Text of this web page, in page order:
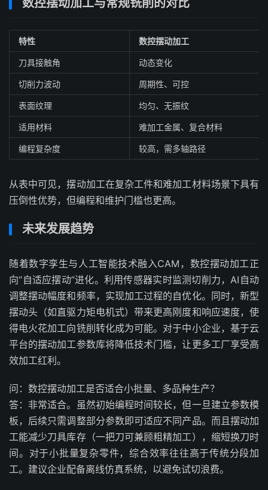
数控摆动加工与常规铣削的对比
特性 数控摆动加工
刀具接触角 动态变化
切削力波动 周期性、可控
表面纹理 均匀、无振纹
适用材料 难加工金属、复合材料
编程复杂度 较高，需多轴路径
从表中可见，摆动加工在复杂工件和难加工材料场景下具有
压倒性优势，但编程和维护门槛也更高。
未来发展趋势
随着数字孪生与人工智能技术融入CAM，数控摆动加工正
向“自适应摆动”进化。利用传感器实时监测切削力，AI自动
调整摆动幅度和频率，实现加工过程的自优化。同时，新型
摆动头（如直驱力矩电机式）带来更高刚度和响应速度，使
得电火花加工向铣削转化成为可能。对于中小企业，基于云
平台的摆动加工参数库将降低技术门槛，让更多工厂享受高
效加工红利。
问：数控摆动加工是否适合小批量、多品种生产？
答：非常适合。虽然初始编程时间较长，但一旦建立参数模
板，后续只需调整部分参数即可适应不同产品。而且摆动加
工能减少刀具库存（一把刀可兼顾粗精加工），缩短换刀时
间。对于小批量复杂零件，综合效率往往高于传统分段加
工。建议企业配备离线仿真系统，以避免试切浪费。